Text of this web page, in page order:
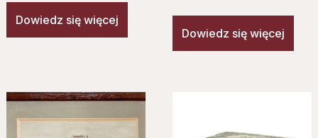
Dowiedz się więcej
Dowiedz się więcej